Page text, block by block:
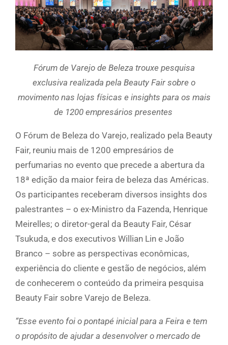
Fórum de Varejo de Beleza trouxe pesquisa
exclusiva realizada pela Beauty Fair sobre o
movimento nas lojas físicas e insights para os mais
de 1200 empresários presentes
O Fórum de Beleza do Varejo, realizado pela Beauty
Fair, reuniu mais de 1200 empresários de
perfumarias no evento que precede a abertura da
18ª edição da maior feira de beleza das Américas.
Os participantes receberam diversos insights dos
palestrantes – o ex-Ministro da Fazenda, Henrique
Meirelles; o diretor-geral da Beauty Fair, César
Tsukuda, e dos executivos Willian Lin e João
Branco – sobre as perspectivas econômicas,
experiência do cliente e gestão de negócios, além
de conhecerem o conteúdo da primeira pesquisa
Beauty Fair sobre Varejo de Beleza.
“Esse evento foi o pontapé inicial para a Feira e tem
o propósito de ajudar a desenvolver o mercado de